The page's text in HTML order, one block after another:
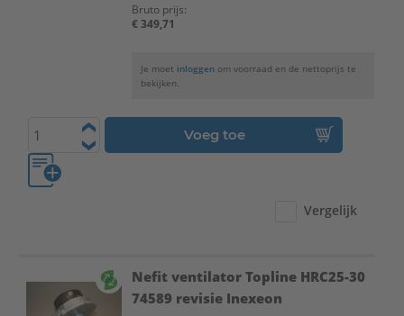
Bruto prijs:
€ 349,71
Je moet inloggen om voorraad en de nettoprijs te
bekijken.
Voeg toe
Vergelijk
Nefit ventilator Topline HRC25-30
74589 revisie Inexeon